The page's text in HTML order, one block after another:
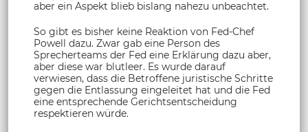
aber ein Aspekt blieb bislang nahezu unbeachtet.
So gibt es bisher keine Reaktion von Fed-Chef
Powell dazu. Zwar gab eine Person des
Sprecherteams der Fed eine Erklärung dazu aber,
aber diese war blutleer. Es wurde darauf
verwiesen, dass die Betroffene juristische Schritte
gegen die Entlassung eingeleitet hat und die Fed
eine entsprechende Gerichtsentscheidung
respektieren würde.